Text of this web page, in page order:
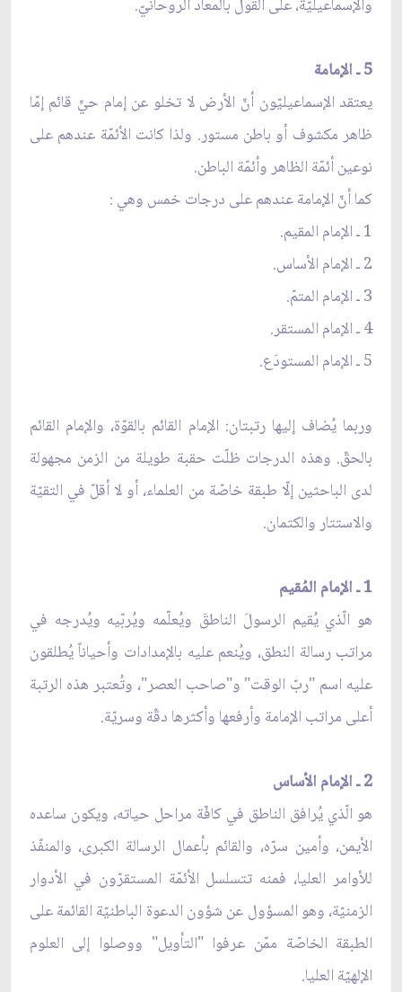
والإسماعيليّة، على القول بالمعاد الروحانيّ.
5 ـ الإمامة
يعتقد الإسماعيليّون أنّ الأرض لا تخلو عن إمام حيٍّ قائم إمّا
ظاهر مكشوف أو باطن مستور. ولذا كانت الأئمّة عندهم على
نوعين أئمّة الظاهر وأئمّة الباطن.
كما أنّ الإمامة عندهم على درجات خمس وهي :
1 ـ الإمام المقيم.
2 ـ الإمام الأساس.
3 ـ الإمام المتمّ.
4 ـ الإمام المستقر.
5 ـ الإمام المستودَع.
وربما يُضاف إليها رتبتان: الإمام القائم بالقوّة، والإمام القائم
بالحقّ. وهذه الدرجات ظلّت حقبة طويلة من الزمن مجهولة
لدى الباحثين إلّا طبقة خاصّة من العلماء، أو لا أقلّ في التقيّة
والاستتار والكتمان.
1 ـ الإمام المُقيم
هو الّذي يُقيم الرسولَ الناطقَ ويُعلّمه ويُربّيه ويُدرجه في
مراتب رسالة النطق، ويُنعم عليه بالإمدادات وأحياناً يُطلقون
عليه اسم "ربّ الوقت" و"صاحب العصر"، وتُعتبر هذه الرتبة
أعلى مراتب الإمامة وأرفعها وأكثرها دقّة وسريّة.
2 ـ الإمام الأساس
هو الّذي يُرافق الناطق في كافّة مراحل حياته، ويكون ساعده
الأيمن، وأمين سرّه، والقائم بأعمال الرسالة الكبرى، والمنفّذ
للأوامر العليا، فمنه تتسلسل الأئمّة المستقرّون في الأدوار
الزمنيّة، وهو المسؤول عن شؤون الدعوة الباطنيّة القائمة على
الطبقة الخاصّة ممّن عرفوا "التأويل" ووصلوا إلى العلوم
الإلهيّة العليا.